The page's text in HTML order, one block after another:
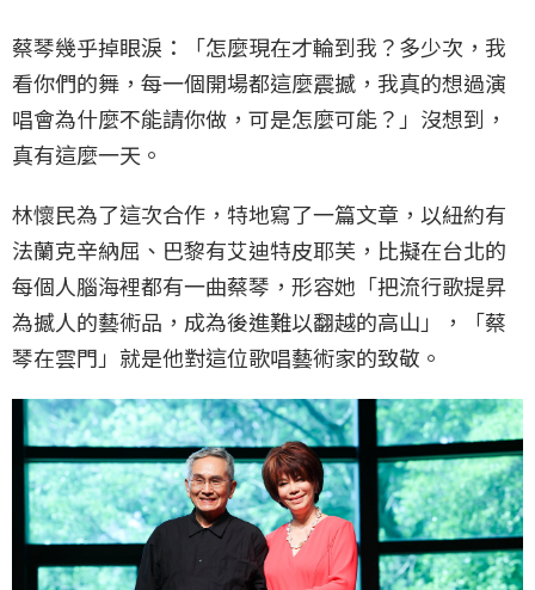
蔡琴幾乎掉眼淚：「怎麼現在才輪到我？多少次，我
看你們的舞，每一個開場都這麼震撼，我真的想過演
唱會為什麼不能請你做，可是怎麼可能？」沒想到，
真有這麼一天。
林懷民為了這次合作，特地寫了一篇文章，以紐約有
法蘭克辛納屈、巴黎有艾迪特皮耶芙，比擬在台北的
每個人腦海裡都有一曲蔡琴，形容她「把流行歌提昇
為撼人的藝術品，成為後進難以翻越的高山」，「蔡
琴在雲門」就是他對這位歌唱藝術家的致敬。